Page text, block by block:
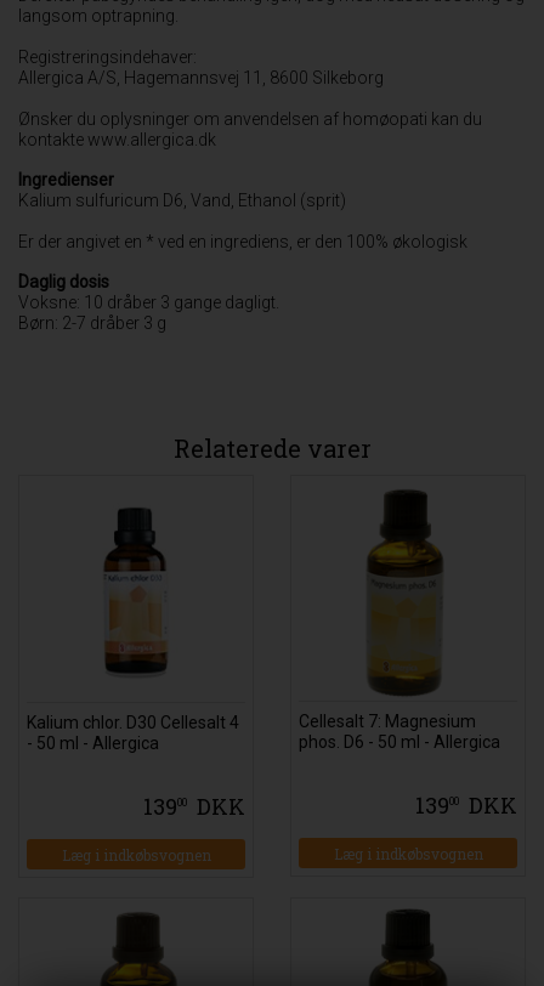
langsom optrapning.
Registreringsindehaver:
Allergica A/S, Hagemannsvej 11, 8600 Silkeborg
Ønsker du oplysninger om anvendelsen af homøopati kan du
kontakte www.allergica.dk
Ingredienser
Kalium sulfuricum D6, Vand, Ethanol (sprit)
Er der angivet en * ved en ingrediens, er den 100% økologisk
Daglig dosis
Voksne: 10 dråber 3 gange dagligt.
Børn: 2-7 dråber 3 g
Relaterede varer
Kalium chlor. D30 Cellesalt 4
- 50 ml - Allergica
13900 DKK
Læg i indkøbsvognen
Cellesalt 7: Magnesium
phos. D6 - 50 ml - Allergica
13900 DKK
Læg i indkøbsvognen